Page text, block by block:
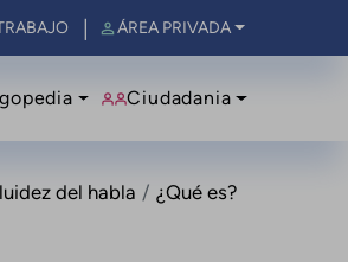
ÁREA PRIVADA
Ciudadania
del habla ¿Qué es?